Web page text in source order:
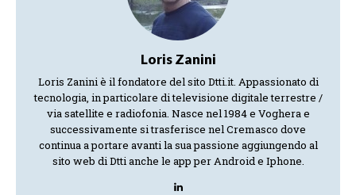
Loris Zanini
Loris Zanini è il fondatore del sito Dtti.it. Appassionato di
tecnologia, in particolare di televisione digitale terrestre /
via satellite e radiofonia. Nasce nel 1984 e Voghera e
successivamente si trasferisce nel Cremasco dove
continua a portare avanti la sua passione aggiungendo al
sito web di Dtti anche le app per Android e Iphone.